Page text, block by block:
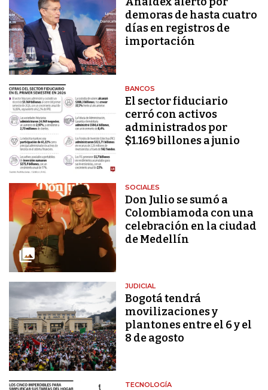
demoras de hasta cuatro
días en registros de
importación
BANCOS
El sector fiduciario
cerró con activos
administrados por
$1.169 billones a junio
SOCIALES
Don Julio se sumó a
Colombiamoda con una
celebración en la ciudad
de Medellín
JUDICIAL
Bogotá tendrá
movilizaciones y
plantones entre el 6 y el
8 de agosto
TECNOLOGÍA